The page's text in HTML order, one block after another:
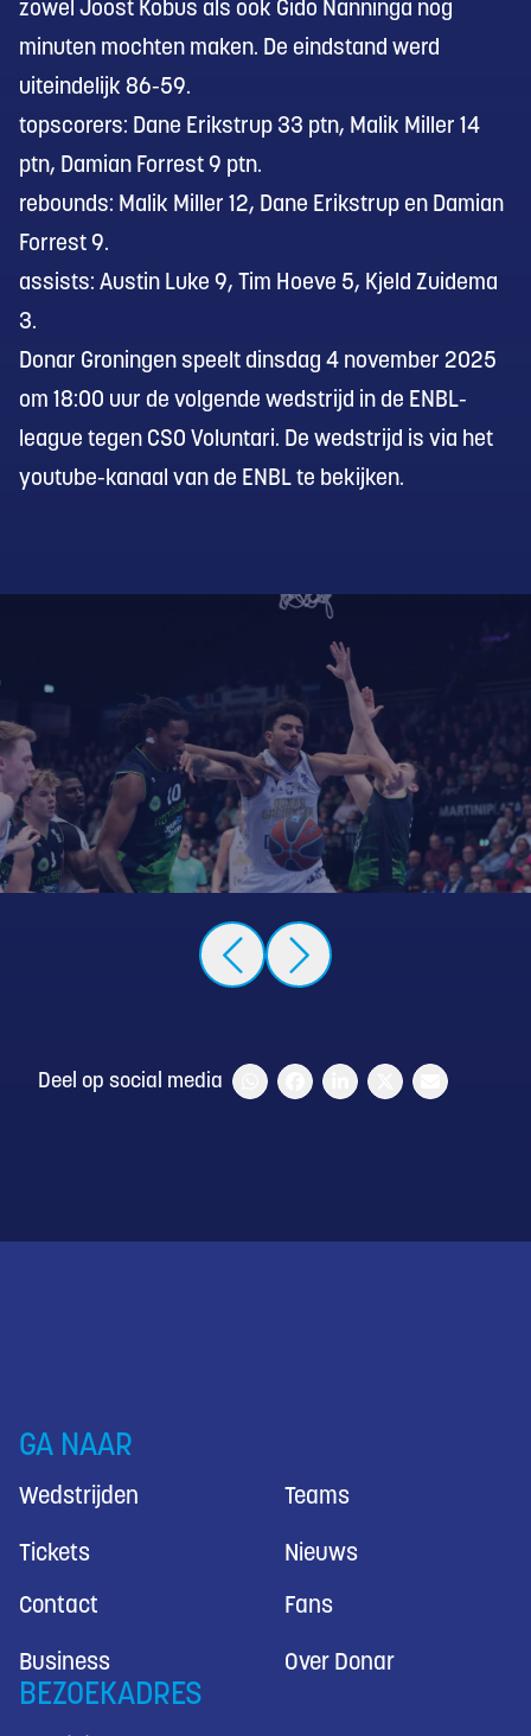
zowel Joost Kobus als ook Gido Nanninga nog
minuten mochten maken. De eindstand werd
uiteindelijk 86-59.
topscorers: Dane Erikstrup 33 ptn, Malik Miller 14
ptn, Damian Forrest 9 ptn.
rebounds: Malik Miller 12, Dane Erikstrup en Damian
Forrest 9.
assists: Austin Luke 9, Tim Hoeve 5, Kjeld Zuidema
3.
Donar Groningen speelt dinsdag 4 november 2025
om 18:00 uur de volgende wedstrijd in de ENBL-
league tegen CSO Voluntari. De wedstrijd is via het
youtube-kanaal van de ENBL te bekijken.
Deel op social media
GA NAAR
Wedstrijden Teams
Tickets Nieuws
Contact Fans
Business Over Donar
BEZOEKADRES